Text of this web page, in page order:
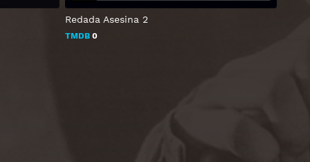
Redada Asesina 2
TMDB 0